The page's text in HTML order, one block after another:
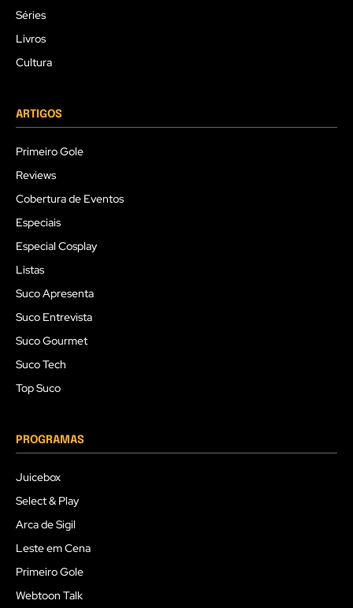
Séries
Livros
Cultura
ARTIGOS
Primeiro Gole
Reviews
Cobertura de Eventos
Especiais
Especial Cosplay
Listas
Suco Apresenta
Suco Entrevista
Suco Gourmet
Suco Tech
Top Suco
PROGRAMAS
Juicebox
Select & Play
Arca de Sigil
Leste em Cena
Primeiro Gole
Webtoon Talk